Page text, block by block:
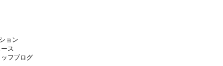
ョン
ス
フブログ